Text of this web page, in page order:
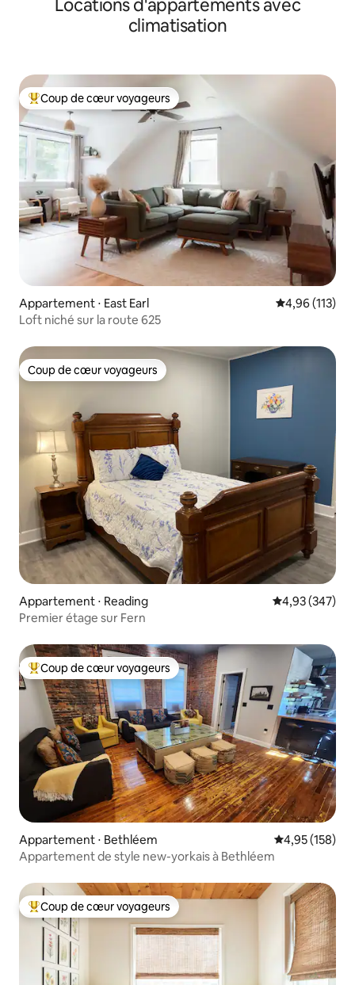
Locations d'appartements avec
climatisation
Coups de cœur voyageurs les plus appréciés
Coup de cœur voyageurs
Appartement ⋅ East Earl Évaluation
4,96 (113)
Loft niché sur la route 625
Coup de cœur voyageurs
Coup de cœur voyageurs
Appartement ⋅ Reading Évaluation
4,93 (347)
Premier étage sur Fern
Coups de cœur voyageurs les plus appréciés
Coup de cœur voyageurs
Appartement ⋅ Bethléem Évaluation
4,95 (158)
Appartement de style new-yorkais à Bethléem
Coups de cœur voyageurs les plus appréciés
Coup de cœur voyageurs